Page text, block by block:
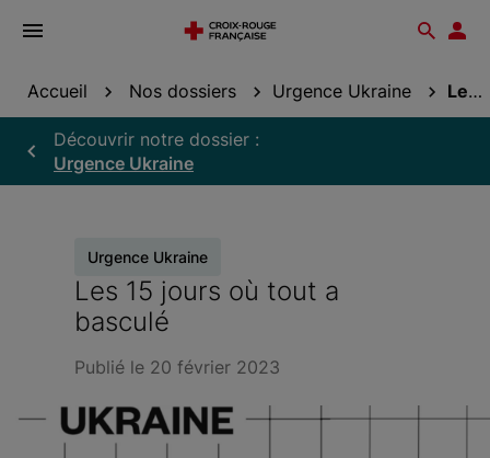
Ouvrir
Accueil Nos dossiers Urgence Ukraine Les 15 jours où tout a basculé
Découvrir notre dossier :
Urgence Ukraine
Urgence Ukraine
Les 15 jours où tout a
basculé
Publié le 20 février 2023